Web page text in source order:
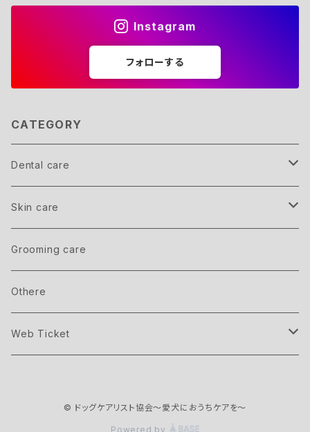
Instagram
フォローする
CATEGORY
Dental care
Member
Skin care
inner care
outer care
Grooming care
Othere
Web Ticket
© ドッグケアリスト協会〜愛犬におうちケアを〜
Powered by